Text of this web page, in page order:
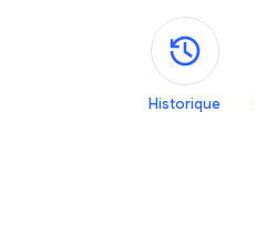
Historique